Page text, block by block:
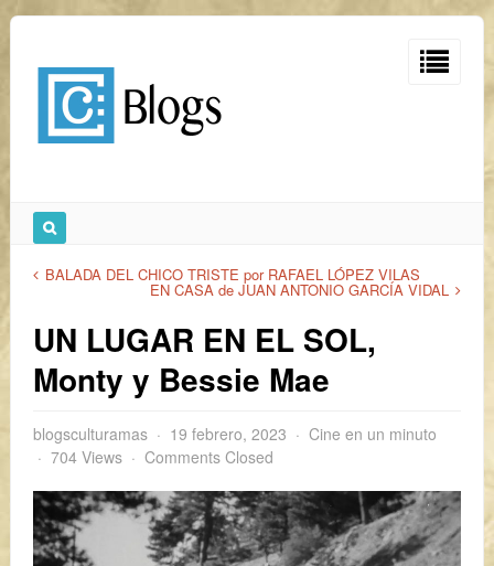
BALADA DEL CHICO TRISTE por RAFAEL LÓPEZ VILAS
EN CASA de JUAN ANTONIO GARCÍA VIDAL
UN LUGAR EN EL SOL,
Monty y Bessie Mae
blogsculturamas 19 febrero, 2023
Cine en un minuto
704 Views
Comments Closed